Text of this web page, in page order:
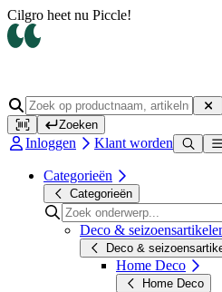
Cilgro heet nu Piccle!
Op werkdagen voor 14.00 uur
Zoeken
Inloggen Klant worden
Categorieën
Categorieën
Deco &
Deco &
Home Deco
Home Deco